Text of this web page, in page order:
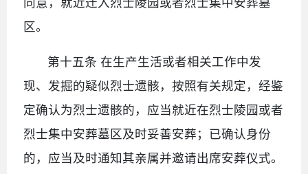
区。
第十五条 在生产生活或者相关工作中发
现、发掘的疑似烈士遗骸，按照有关规定，经鉴
定确认为烈士遗骸的，应当就近在烈士陵园或者
烈士集中安葬墓区及时妥善安葬；已确认身份
的，应当及时通知其亲属并邀请出席安葬仪式。